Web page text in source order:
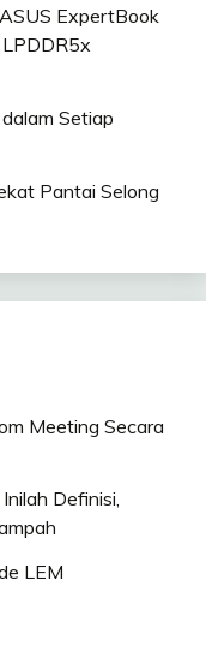
ExpertBook
Setiap
Pantai Selong
Meeting Secara
Definisi,
LEM